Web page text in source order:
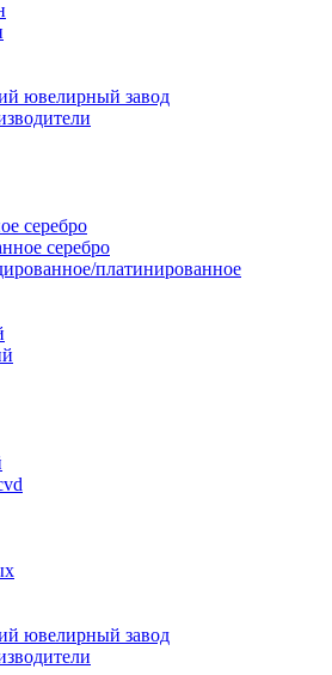
ювелирный завод
серебро
серебро
платинированное
ювелирный завод